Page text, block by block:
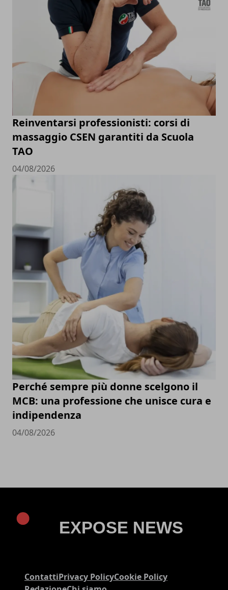
Reinventarsi professionisti: corsi di
massaggio CSEN garantiti da Scuola
TAO
04/08/2026
Perché sempre più donne scelgono il
MCB: una professione che unisce cura e
indipendenza
04/08/2026
ContattiPrivacy PolicyCookie Policy